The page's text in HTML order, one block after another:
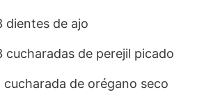
dientes de ajo
cucharadas de perejil picado
cucharada de orégano seco